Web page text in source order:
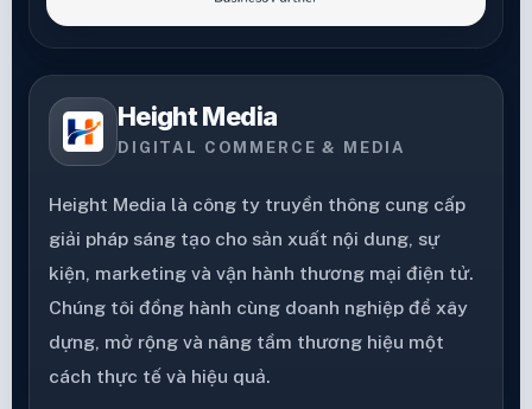
Height Media
DIGITAL COMMERCE & MEDIA
Height Media là công ty truyền thông cung cấp
giải pháp sáng tạo cho sản xuất nội dung, sự
kiện, marketing và vận hành thương mại điện tử.
Chúng tôi đồng hành cùng doanh nghiệp để xây
dựng, mở rộng và nâng tầm thương hiệu một
cách thực tế và hiệu quả.